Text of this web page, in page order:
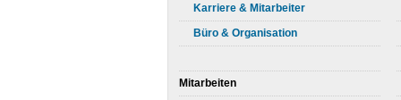
Karriere & Mitarbeiter
Büro & Organisation
Mitarbeiten